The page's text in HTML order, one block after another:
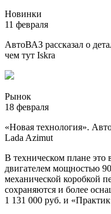
Новинки
11 февраля
АвтоВАЗ рассказал о
чем тут Iskra
Рынок
18 февраля
«Новая технология».
Lada Azimut
В техническом плане это
двигателем мощностью
механической коробкой
сохраняются и более
1 131 000 руб. и